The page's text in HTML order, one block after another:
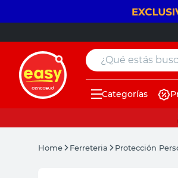
¿Qué estás
Categorías
Home Ferreteria Protección
muebles